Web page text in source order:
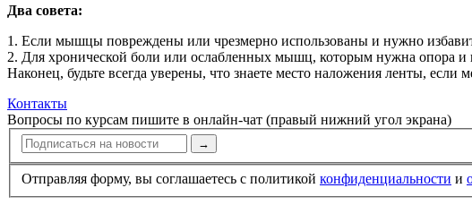
Два совета:
1. Если мышцы повреждены или чрезмерно использова­ны и нужно
2. Для хронической боли или ослабленных мышц, которым нужна опора и
Наконец, будьте всегда уверены, что знаете место наложения ленты,
Контакты
Вопросы по курсам пишите в онлайн-чат (правый нижний угол экрана)
→
Отправляя форму, вы соглашаетесь с политикой конфи­ден­циальности и